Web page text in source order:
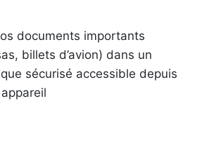
documents importants
billets d’avion) dans un
sécurisé accessible depuis